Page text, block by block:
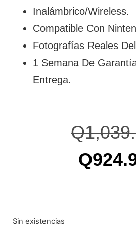
Inalámbrico/Wireless.
Compatible Con
Fotografías Reales
1 Semana De
Entrega.
Q
Q
Sin existencias